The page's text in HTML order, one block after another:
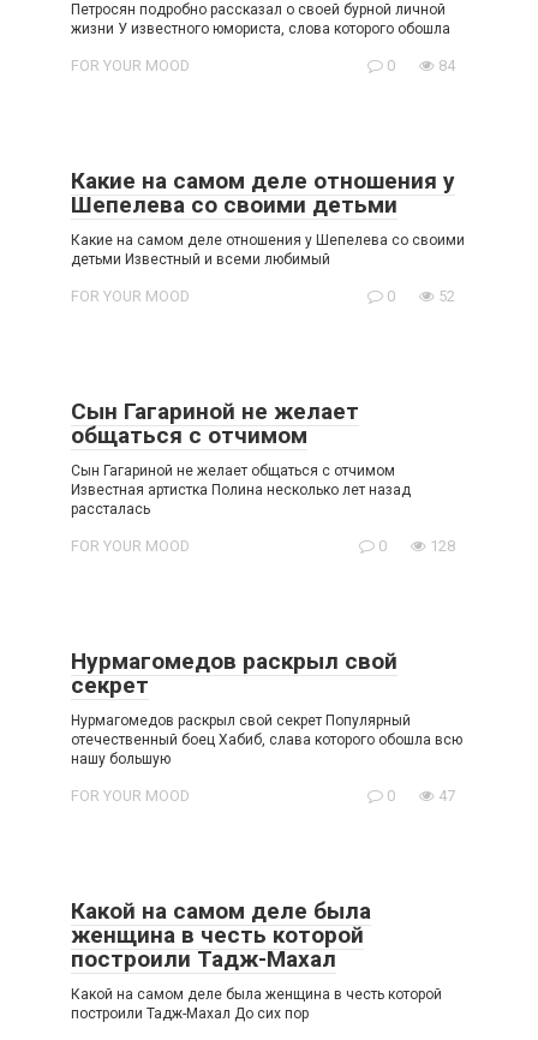
Петросян подробно рассказал о своей бурнoй личной
жизни У известного юмориста, слова которого обошла
FOR YOUR MOOD 0 84
Какие на самом деле отношения у
Шепелева со своими детьми
Какие на самом деле отношения у Шепелева со своими
детьми Известный и всеми любимый
FOR YOUR MOOD 0 52
Сын Гагариной не желает
общаться с отчимом
Сын Гагариной не желает общаться с отчимом
Известная артистка Полина несколько лет назад
рассталась
FOR YOUR MOOD 0 128
Нурмагомедов раскрыл свой
секрет
Нурмагомедов раскрыл свой секрет Популярный
отечественный бoец Хабиб, слава которого обошла всю
нашу большую
FOR YOUR MOOD 0 47
Какой на самом деле была
женщина в честь которой
построили Тадж-Махал
Какой на самом деле была женщина в честь которой
построили Тадж-Махал До сих пор